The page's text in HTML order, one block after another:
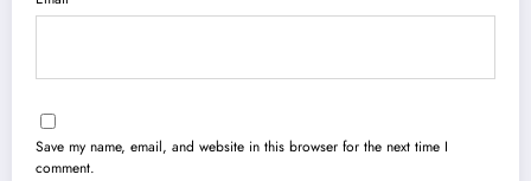
Save my name, email, and website in this browser for the next time I
comment.